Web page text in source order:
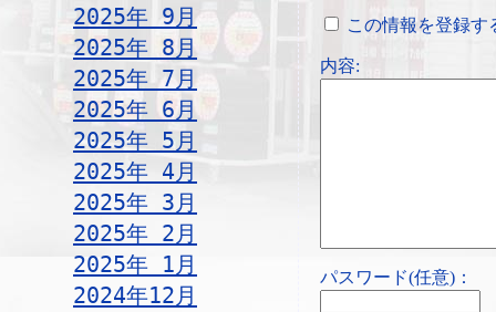
2025年 9月
2025年 8月
2025年 7月
2025年 6月
2025年 5月
2025年 4月
2025年 3月
2025年 2月
2025年 1月
2024年12月
この情報を登録す
内容:
パスワード(任意)：